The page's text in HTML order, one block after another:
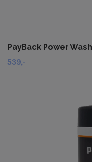
PayBack Power Wash
539,-